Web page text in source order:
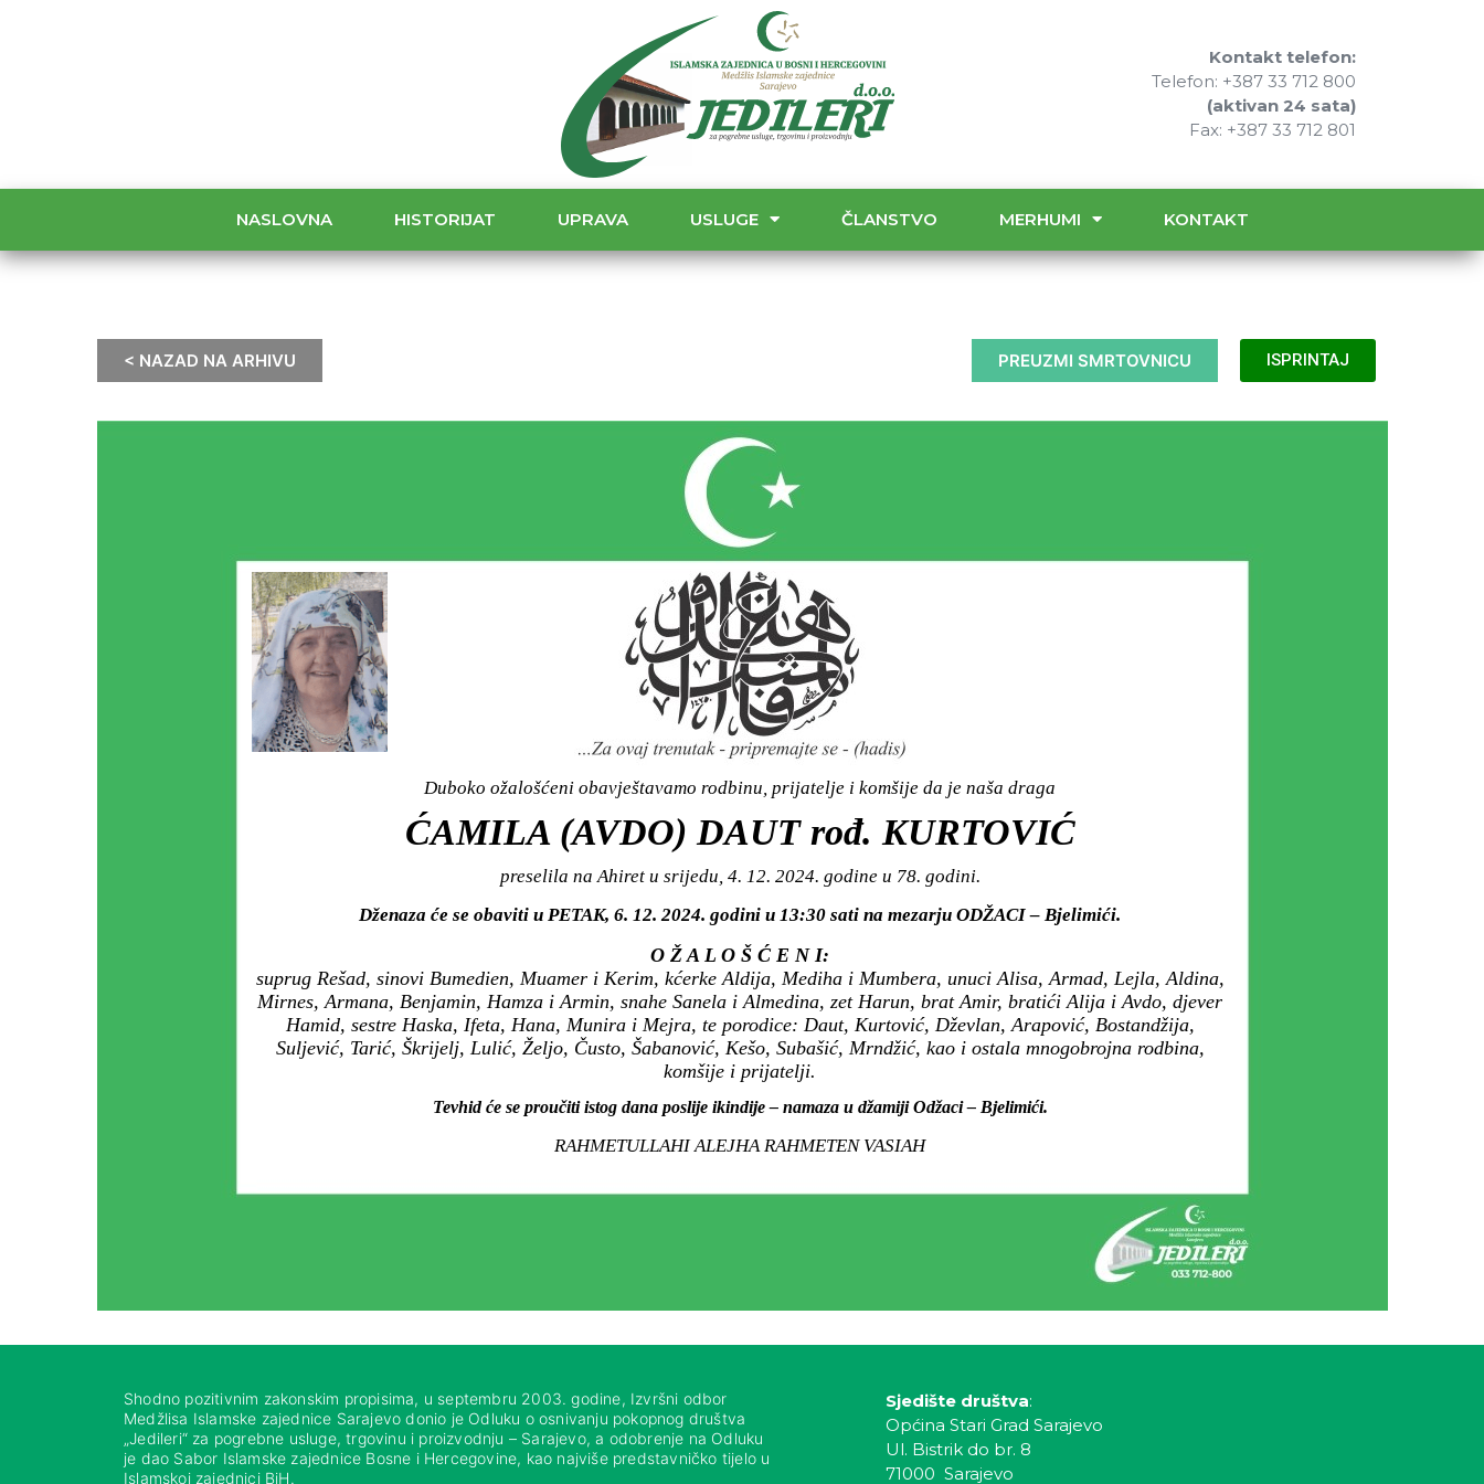
Kontakt telefon:
Telefon: +387 33 712 800
(aktivan 24 sata)
Fax: +387 33 712 801
NASLOVNA HISTORIJAT UPRAVA USLUGE ČLANSTVO MERHUMI KONTAKT
< NAZAD NA ARHIVU PREUZMI SMRTOVNICU ISPRINTAJ
Duboko ožalošćeni obavještavamo rodbinu, prijatelje i komšije da je naša draga
ĆAMILA (AVDO) DAUT rođ. KURTOVIĆ
preselila na Ahiret u srijedu, 4. 12. 2024. godine u 78. godini.
Dženaza će se obaviti u PETAK, 6. 12. 2024. godini u 13:30 sati na mezarju ODŽACI – Bjelimići.
O Ž A L O Š Ć E N I:
suprug Rešad, sinovi Bumedien, Muamer i Kerim, kćerke Aldija, Mediha i Mumbera, unuci Alisa, Armad, Lejla, Aldina,
Mirnes, Armana, Benjamin, Hamza i Armin, snahe Sanela i Almedina, zet Harun, brat Amir, bratići Alija i Avdo, djever
Hamid, sestre Haska, Ifeta, Hana, Munira i Mejra, te porodice: Daut, Kurtović, Dževlan, Arapović, Bostandžija,
Suljević, Tarić, Škrijelj, Lulić, Željo, Čusto, Šabanović, Kešo, Subašić, Mrndžić, kao i ostala mnogobrojna rodbina,
komšije i prijatelji.
Tevhid će se proučiti istog dana poslije ikindije – namaza u džamiji Odžaci – Bjelimići.
RAHMETULLAHI ALEJHA RAHMETEN VASIAH
Shodno pozitivnim zakonskim propisima, u septembru 2003. godine, Izvršni odbor
Medžlisa Islamske zajednice Sarajevo donio je Odluku o osnivanju pokopnog društva
„Jedileri“ za pogrebne usluge, trgovinu i proizvodnju – Sarajevo, a odobrenje na Odluku
je dao Sabor Islamske zajednice Bosne i Hercegovine, kao najviše predstavničko tijelo u
Islamskoj zajednici BiH.
Sjedište društva:
Općina Stari Grad Sarajevo
Ul. Bistrik do br. 8
71000 Sarajevo